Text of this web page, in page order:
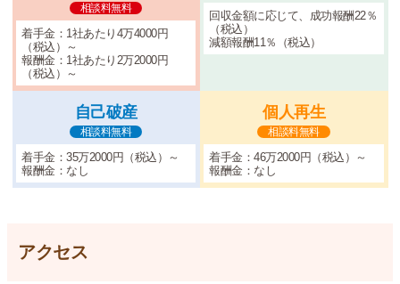
相談料無料
着手金：1社あたり4万4000円
（税込）～
報酬金：1社あたり2万2000円
（税込）～
回収金額に応じて、成功報酬22％
（税込）
減額報酬11％（税込）
自己破産
相談料無料
着手金：35万2000円（税込）～
報酬金：なし
個人再生
相談料無料
着手金：46万2000円（税込）～
報酬金：なし
アクセス